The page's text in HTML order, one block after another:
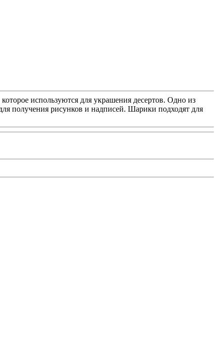
используются для украшения десертов. Одно из
получения рисунков и надписей. Шарики подходят для